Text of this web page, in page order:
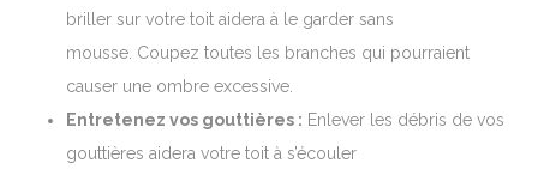
briller sur votre toit aidera à le garder sans
mousse. Coupez toutes les branches qui pourraient
causer une ombre excessive.
Entretenez vos gouttières : Enlever les débris de vos
gouttières aidera votre toit à s’écouler